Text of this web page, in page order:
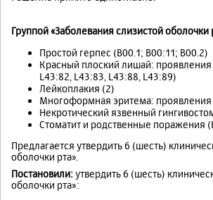
Группой «Заболевания слизистой
Простой герпес (B00.1; B00:11; B00.2)
Красный плоский лишай: проявления
L43:82, L43:83, L43:88, L43:89)
Лейкоплакия (2)
Многоформная эритема: проявления
Некротический язвенный
Стоматит и родственные поражения
Предлагается утвердить 6 (шесть)
оболочки рта».
Постановили:утвердить 6 (шесть)
оболочки рта»: